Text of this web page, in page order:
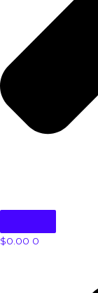
$0.00 0